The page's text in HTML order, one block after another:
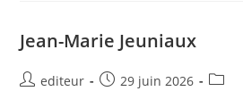
Jean-Marie Jeuniaux
editeur 29 juin 2026